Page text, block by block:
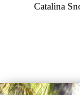
Catalina